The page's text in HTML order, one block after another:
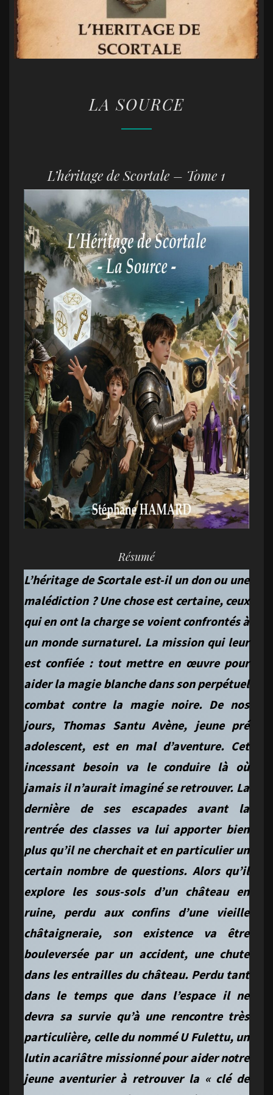
SOURCE
LA SOURCE
L’héritage de Scortale – Tome 1
Résumé
L’héritage de Scortale est-il un don ou une
malédiction ? Une chose est certaine, ceux
qui en ont la charge se voient confrontés à
un monde surnaturel. La mission qui leur
est confiée : tout mettre en œuvre pour
aider la magie blanche dans son perpétuel
combat contre la magie noire. De nos
jours, Thomas Santu Avène, jeune pré
adolescent, est en mal d’aventure. Cet
incessant besoin va le conduire là où
jamais il n’aurait imaginé se retrouver. La
dernière de ses escapades avant la
rentrée des classes va lui apporter bien
plus qu’il ne cherchait et en particulier un
certain nombre de questions. Alors qu’il
explore les sous-sols d’un château en
ruine, perdu aux confins d’une vieille
châtaigneraie, son existence va être
bouleversée par un accident, une chute
dans les entrailles du château. Perdu tant
dans le temps que dans l’espace il ne
devra sa survie qu’à une rencontre très
particulière, celle du nommé U Fulettu, un
lutin acariâtre missionné pour aider notre
jeune aventurier à retrouver la « clé de